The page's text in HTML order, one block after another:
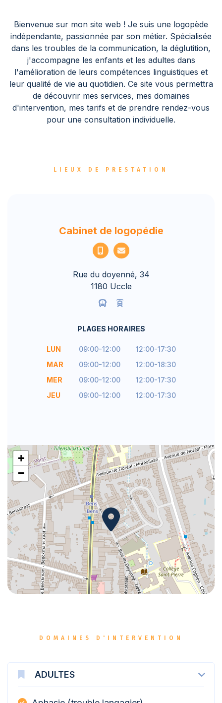
Bienvenue sur mon site web ! Je suis une logopède
indépendante, passionnée par son métier. Spécialisée
dans les troubles de la communication, la déglutition,
j'accompagne les enfants et les adultes dans
l'amélioration de leurs compétences linguistiques et
leur qualité de vie au quotidien. Ce site vous permettra
de découvrir mes services, mes domaines
d'intervention, mes tarifs et de prendre rendez-vous
pour une consultation individuelle.
LIEUX DE PRESTATION
Cabinet de logopédie
Rue du doyenné, 34
1180 Uccle
PLAGES HORAIRES
LUN 09:00-12:00
12:00-17:30
MAR
09:00-12:00
12:00-18:30
MER
09:00-12:00
12:00-17:30
JEU
09:00-12:00 12:00-17:30
+
−
DOMAINES D'INTERVENTION
ADULTES